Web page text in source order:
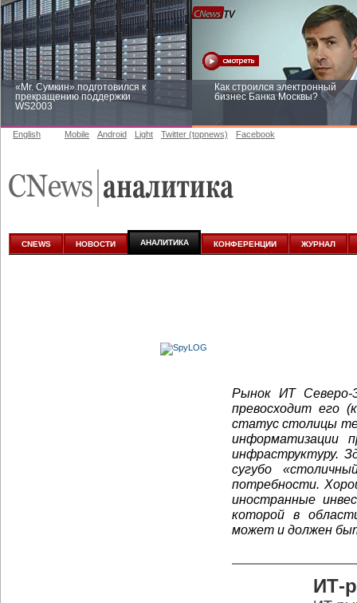
«Mr. Сумкин» подготовился к
прекращению поддержки
WS2003
Как строился электронный
бизнес Банка Москвы?
аналитике
English Mobile Android Light Twitter (topnews) Facebook
CNEWS НОВОСТИ АНАЛИТИКА КОНФЕРЕНЦИИ ЖУРНАЛ
Рынок ИТ Северо-
превосходит его
статус столицы
информатизации
инфраструктуру.
сугубо
потребности.
иностранные
которой в
может и должен
ИТ-